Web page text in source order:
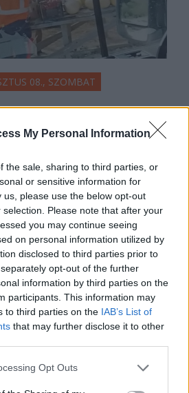
My Personal Information
the sale, sharing to third parties, or
or sensitive information for
please use the below opt-out
Please note that after your
you may continue seeing
on personal information utilized by
disclosed to third parties prior to
opt-out of the further
information by third parties on the
participants. This information may
to third parties on the IAB’s List of
that may further disclose it to other
Opt Outs
08., SZOMBAT
a mentős,
az út szélén –
kellene
az államnak az
kapacitását, ha nem
a közeljövőben.
felől érkező drón
Bulgáriában, nem